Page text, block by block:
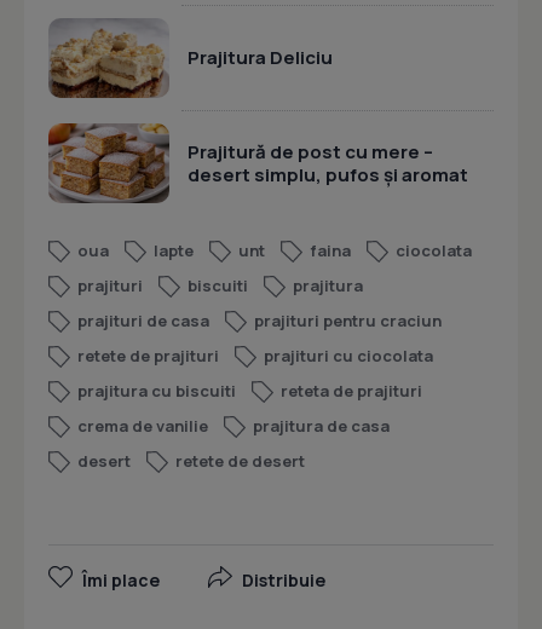
Prajitura Deliciu
Prajitură de post cu mere –
desert simplu, pufos și aromat
oua lapte unt faina
ciocolata
prajituri
biscuiti
prajitura
prajituri de casa
prajituri pentru craciun
retete de prajituri
prajituri cu ciocolata
prajitura cu biscuiti
reteta de prajituri
crema de vanilie
prajitura de casa
desert
retete de desert
Îmi place Distribuie